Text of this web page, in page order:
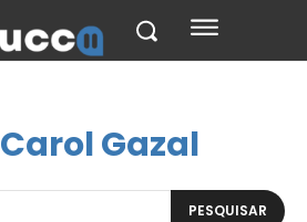
Carol Gazal
PESQUISAR